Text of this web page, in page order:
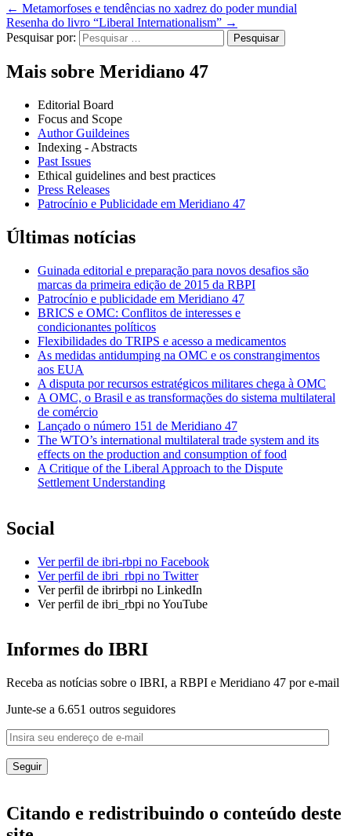
← Metamorfoses e tendências no xadrez do poder mundial
Resenha do livro “Liberal Internationalism” →
Pesquisar por:
Mais sobre Meridiano 47
Editorial Board
Focus and Scope
Author Guildeines
Indexing - Abstracts
Past Issues
Ethical guidelines and best practices
Press Releases
Patrocínio e Publicidade em Meridiano 47
Últimas notícias
Guinada editorial e preparação para novos desafios são
marcas da primeira edição de 2015 da RBPI
Patrocínio e publicidade em Meridiano 47
BRICS e OMC: Conflitos de interesses e
condicionantes políticos
Flexibilidades do TRIPS e acesso a medicamentos
As medidas antidumping na OMC e os constrangimentos
aos EUA
A disputa por recursos estratégicos militares chega à OMC
A OMC, o Brasil e as transformações do sistema multilateral
de comércio
Lançado o número 151 de Meridiano 47
The WTO’s international multilateral trade system and its
effects on the production and consumption of food
A Critique of the Liberal Approach to the Dispute
Settlement Understanding
Social
Ver perfil de ibri-rbpi no Facebook
Ver perfil de ibri_rbpi no Twitter
Ver perfil de ibrirbpi no LinkedIn
Ver perfil de ibri_rbpi no YouTube
Informes do IBRI
Receba as notícias sobre o IBRI, a RBPI e Meridiano 47 por e-mail
Junte-se a 6.651 outros seguidores
Citando e redistribuindo o conteúdo deste